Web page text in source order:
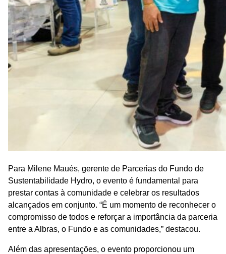
Para Milene Maués, gerente de Parcerias do Fundo de
Sustentabilidade Hydro, o evento é fundamental para
prestar contas à comunidade e celebrar os resultados
alcançados em conjunto. “É um momento de reconhecer o
compromisso de todos e reforçar a importância da parceria
entre a Albras, o Fundo e as comunidades,” destacou.
Além das apresentações, o evento proporcionou um